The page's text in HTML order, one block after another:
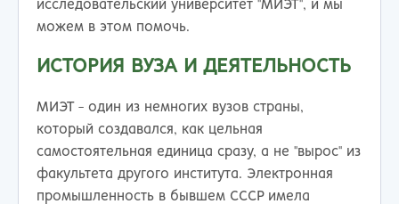
исследовательский университет "МИЭТ", и мы
можем в этом помочь.
ИСТОРИЯ ВУЗА И ДЕЯТЕЛЬНОСТЬ
МИЭТ - один из немногих вузов страны,
который создавался, как цельная
самостоятельная единица сразу, а не "вырос" из
факультета другого института. Электронная
промышленность в бывшем СССР имела